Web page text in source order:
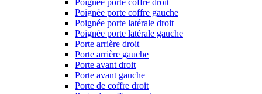
Poignée porte coffre droit
Poignée porte coffre gauche
Poignée porte latérale droit
Poignée porte latérale gauche
Porte arrière droit
Porte arrière gauche
Porte avant droit
Porte avant gauche
Porte de coffre droit